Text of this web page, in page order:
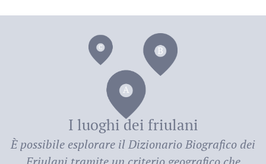
deiI luoghi dei friulani
È possibile esplorare ilDizionario Biografico dei